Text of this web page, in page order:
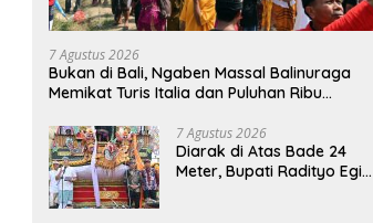
7 Agustus 2026
Bukan di Bali, Ngaben Massal Balinuraga
Memikat Turis Italia dan Puluhan Ribu
7 Agustus 2026
Diarak di Atas Bade 24
Meter, Bupati Radityo Egi